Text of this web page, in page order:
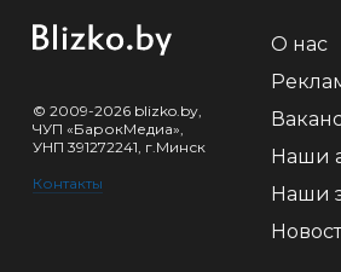
© 2009-2026 blizko.by,
ЧУП «БарокМедиа»,
УНП 391272241, г.Минск
Контакты
О нас
Наши
Наши